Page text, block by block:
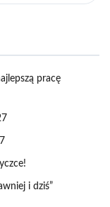
pracę
i dziś”